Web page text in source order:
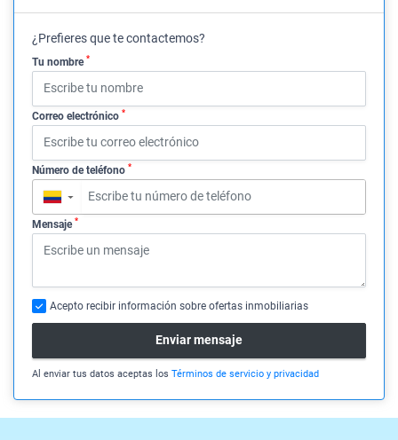
¿Prefieres que te contactemos?
Tu nombre *
Correo electrónico *
Número de teléfono *
▼
Mensaje *
Acepto recibir información sobre ofertas inmobiliarias
Enviar mensaje
Al enviar tus datos aceptas los Términos de servicio y privacidad